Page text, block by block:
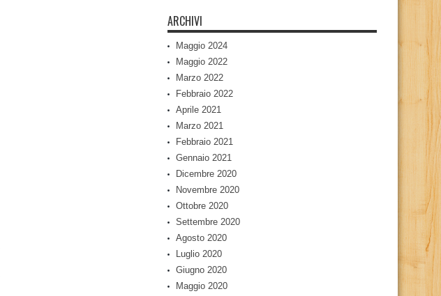
ARCHIVI
Maggio 2024
Maggio 2022
Marzo 2022
Febbraio 2022
Aprile 2021
Marzo 2021
Febbraio 2021
Gennaio 2021
Dicembre 2020
Novembre 2020
Ottobre 2020
Settembre 2020
Agosto 2020
Luglio 2020
Giugno 2020
Maggio 2020